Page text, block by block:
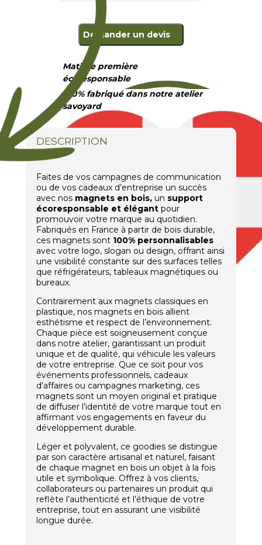
Demander un devis
Matière première
écoresponsable
100% fabriqué dans notre atelier
savoyard
DESCRIPTION
Faites de vos campagnes de communication
ou de vos cadeaux d’entreprise un succès
avec nos magnets en bois, un support
écoresponsable et élégant pour
promouvoir votre marque au quotidien.
Fabriqués en France à partir de bois durable,
ces magnets sont 100% personnalisables
avec votre logo, slogan ou design, offrant ainsi
une visibilité constante sur des surfaces telles
que réfrigérateurs, tableaux magnétiques ou
bureaux.
Contrairement aux magnets classiques en
plastique, nos magnets en bois allient
esthétisme et respect de l’environnement.
Chaque pièce est soigneusement conçue
dans notre atelier, garantissant un produit
unique et de qualité, qui véhicule les valeurs
de votre entreprise. Que ce soit pour vos
événements professionnels, cadeaux
d'affaires ou campagnes marketing, ces
magnets sont un moyen original et pratique
de diffuser l’identité de votre marque tout en
affirmant vos engagements en faveur du
développement durable.
Léger et polyvalent, ce goodies se distingue
par son caractère artisanal et naturel, faisant
de chaque magnet en bois un objet à la fois
utile et symbolique. Offrez à vos clients,
collaborateurs ou partenaires un produit qui
reflète l’authenticité et l’éthique de votre
entreprise, tout en assurant une visibilité
longue durée.